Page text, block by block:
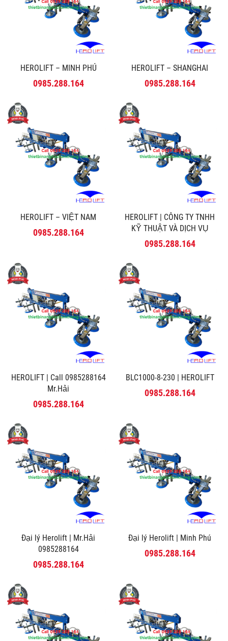
HEROLIFT – MINH PHÚ
0985.288.164
HEROLIFT – SHANGHAI
0985.288.164
HEROLIFT – VIỆT NAM
0985.288.164
HEROLIFT | CÔNG TY TNHH
KỸ THUẬT VÀ DỊCH VỤ
MINH PHÚ
0985.288.164
HEROLIFT | Call 0985288164
Mr.Hải
0985.288.164
BLC1000-8-230 | HEROLIFT
0985.288.164
Đại lý Herolift | Mr.Hải
0985288164
0985.288.164
Đại lý Herolift | Minh Phú
0985.288.164